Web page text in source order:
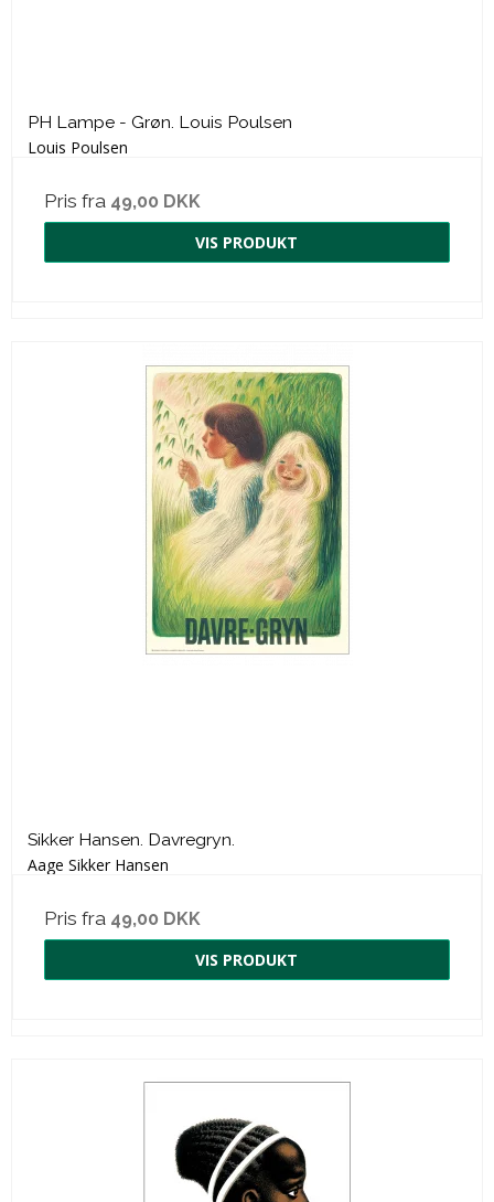
PH Lampe - Grøn. Louis Poulsen
Louis Poulsen
Pris fra 49,00 DKK
VIS PRODUKT
Sikker Hansen. Davregryn.
Aage Sikker Hansen
Pris fra 49,00 DKK
VIS PRODUKT